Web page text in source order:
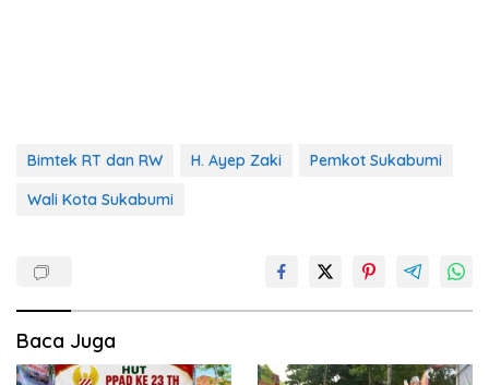
Bimtek RT dan RW H. Ayep Zaki
Pemkot Sukabumi
Wali Kota Sukabumi
Baca Juga